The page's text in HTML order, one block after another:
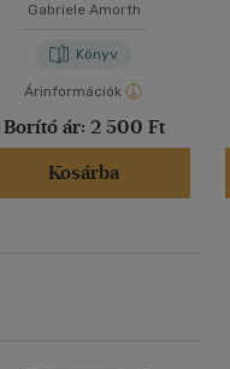
Gabriele Amorth
Könyv
Árinformációk
Borító ár: 2 500 Ft
Kosárba